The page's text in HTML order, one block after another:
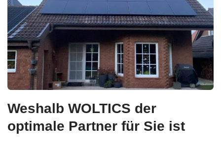
Weshalb WOLTICS der
optimale Partner für Sie ist